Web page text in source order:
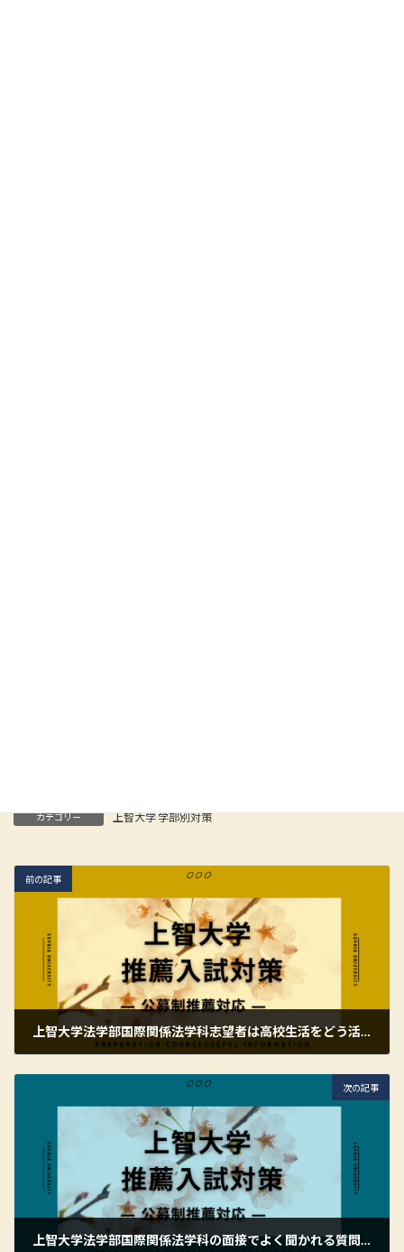
カテゴリー 上智大学 学部別対策
前の記事
上智大学法学部国際関係法学科志望者は高校生活をどう活かすべきか？推薦入試に向けた考え方
次の記事
上智大学法学部国際関係法学科の面接でよく聞かれる質問とは？推薦入試で大切な考え方